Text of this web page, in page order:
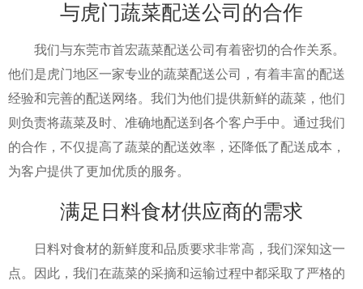
与虎门蔬菜配送公司的合作
我们与东莞市首宏蔬菜配送公司有着密切的合作关系。
他们是虎门地区一家专业的蔬菜配送公司，有着丰富的配送
经验和完善的配送网络。我们为他们提供新鲜的蔬菜，他们
则负责将蔬菜及时、准确地配送到各个客户手中。通过我们
的合作，不仅提高了蔬菜的配送效率，还降低了配送成本，
为客户提供了更加优质的服务。
满足日料食材供应商的需求
日料对食材的新鲜度和品质要求非常高，我们深知这一
点。因此，我们在蔬菜的采摘和运输过程中都采取了严格的